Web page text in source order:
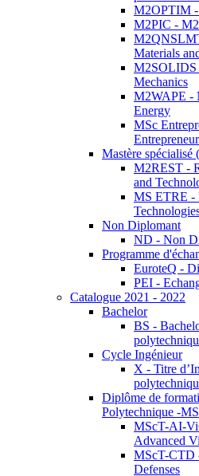
M2OPTIM
M2PIC -
Materials
M2SOLIDS
Mechanics
M2WAPE -
Energy
MSc
Mastère spécialisé
M2REST -
and
MS ETRE -
Non Diplomant
ND - Non
Programme
EuroteQ -
PEI -
Catalogue 2021 - 2022
Bachelor
BS -
Cycle Ingénieur
X - Titre
Diplôme de
Polytechnique -
MScT-AI-
Advanced
MScT-CTD
Defenses